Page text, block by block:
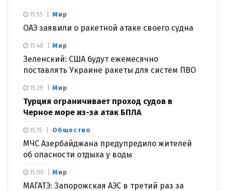
Мир
ОАЭ заявили о ракетной атаке своего судна
15:55
Мир
Зеленский: США будут ежемесячно
поставлять Украине ракеты для систем ПВО
15:40
Мир
Турция ограничивает проход судов в
Черное море из-за атак БПЛА
15:29
Общество
МЧС Азербайджана предупредило жителей
об опасности отдыха у воды
15:15
Мир
МАГАТЭ: Запорожская АЭС в третий раз за
15:00